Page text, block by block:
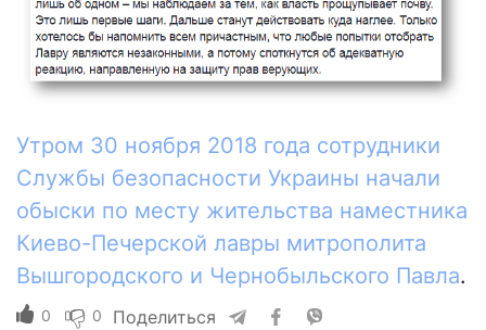
Утром 30 ноября 2018 года сотрудники
Службы безопасности Украины начали
обыски по месту жительства наместника
Киево-Печерской лавры митрополита
Вышгородского и Чернобыльского Павла.
0 0 Поделиться